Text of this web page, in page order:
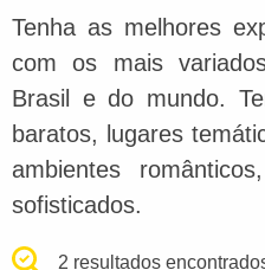
Tenha as melhores
com os mais
Brasil e do mundo.
baratos, lugares
ambientes
sofisticados.
2 resultados